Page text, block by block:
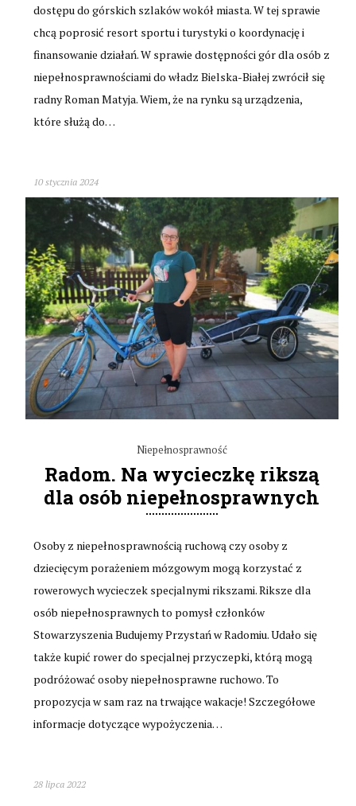
dostępu do górskich szlaków wokół miasta. W tej sprawie
chcą poprosić resort sportu i turystyki o koordynację i
finansowanie działań. W sprawie dostępności gór dla osób z
niepełnosprawnościami do władz Bielska-Białej zwrócił się
radny Roman Matyja. Wiem, że na rynku są urządzenia,
które służą do…
10 stycznia 2024
Niepełnosprawność
Radom. Na wycieczkę rikszą
dla osób niepełnosprawnych
Osoby z niepełnosprawnością ruchową czy osoby z
dziecięcym porażeniem mózgowym mogą korzystać z
rowerowych wycieczek specjalnymi rikszami. Riksze dla
osób niepełnosprawnych to pomysł członków
Stowarzyszenia Budujemy Przystań w Radomiu. Udało się
także kupić rower do specjalnej przyczepki, którą mogą
podróżować osoby niepełnosprawne ruchowo. To
propozycja w sam raz na trwające wakacje! Szczegółowe
informacje dotyczące wypożyczenia…
28 lipca 2022